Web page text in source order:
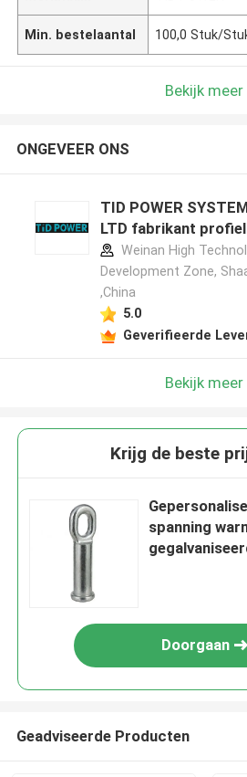
Min. bestelaantal 100,0 Stuk/
Bekijk meer
ONGEVEER ONS
TID POWER
LTD fabrikant profiel
Weinan High
Development Zone,
,China
5.0
Geverifieerde
Bekijk meer
Krijg de beste
spanning
Doorgaan
Geadviseerde Producten